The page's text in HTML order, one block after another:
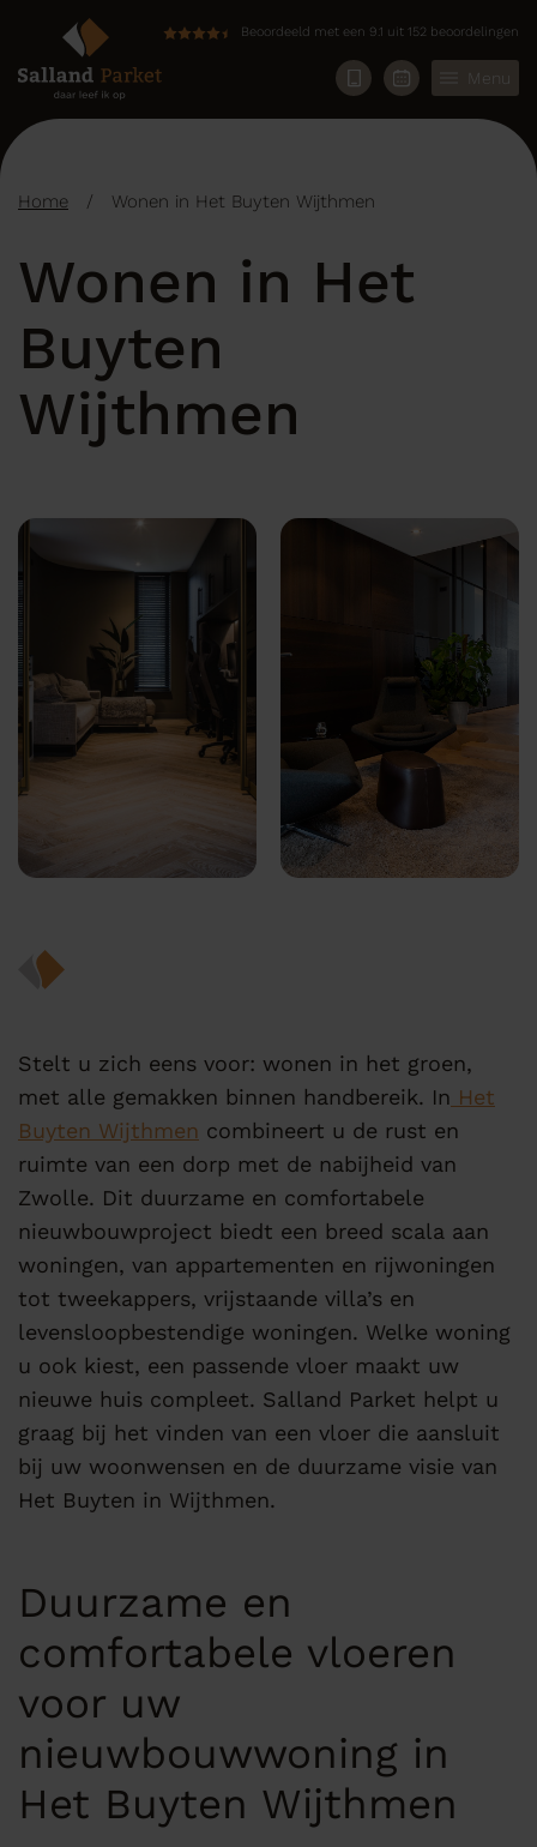
Beoordeeld met een 9.1 uit 152 beoordelingen
Menu
Home / Wonen in Het Buyten Wijthmen
Wonen in Het
Buyten
Wijthmen
Stelt u zich eens voor: wonen in het groen,
met alle gemakken binnen handbereik. In Het
Buyten Wijthmen combineert u de rust en
ruimte van een dorp met de nabijheid van
Zwolle. Dit duurzame en comfortabele
nieuwbouwproject biedt een breed scala aan
woningen, van appartementen en rijwoningen
tot tweekappers, vrijstaande villa’s en
levensloopbestendige woningen. Welke woning
u ook kiest, een passende vloer maakt uw
nieuwe huis compleet. Salland Parket helpt u
graag bij het vinden van een vloer die aansluit
bij uw woonwensen en de duurzame visie van
Het Buyten in Wijthmen.
Duurzame en
comfortabele vloeren
voor uw
nieuwbouwwoning in
Het Buyten Wijthmen